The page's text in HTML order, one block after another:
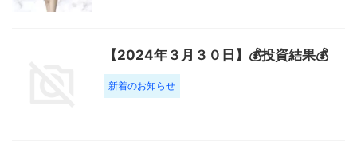
【2024年３月３０日】💰投資結果💰
新着のお知らせ